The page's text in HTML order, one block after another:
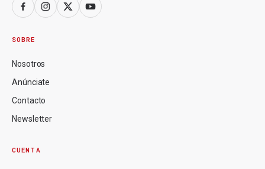
SOBRE
Nosotros
Anúnciate
Contacto
Newsletter
CUENTA